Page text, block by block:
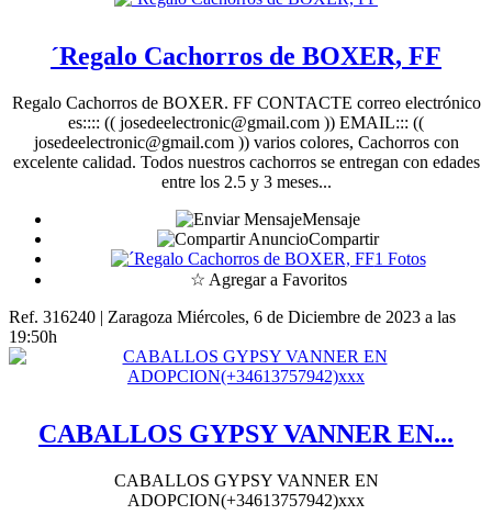
´Regalo Cachorros de BOXER, FF
Regalo Cachorros de BOXER. FF CONTACTE correo electrónico
es:::: (( josedeelectronic@gmail.com )) EMAIL::: ((
josedeelectronic@gmail.com )) varios colores, Cachorros con
excelente calidad. Todos nuestros cachorros se entregan con edades
entre los 2.5 y 3 meses...
Mensaje
Compartir
1 Fotos
☆ Agregar a Favoritos
Ref. 316240 | Zaragoza Miércoles, 6 de Diciembre de 2023 a las
19:50h
CABALLOS GYPSY VANNER EN...
CABALLOS GYPSY VANNER EN
ADOPCION(+34613757942)xxx